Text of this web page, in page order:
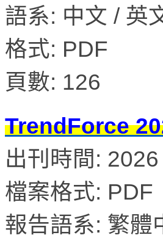
語系: 中文 / 英
格式: PDF
頁數: 126
TrendForce
出刊時間:
檔案格式: PDF
報告語系: 繁體